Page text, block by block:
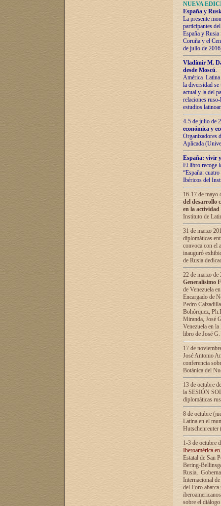
NUEVA
España y
La presente
participantes
España y
Coruña y el
de julio de
Vladímir М.
desde Moscú.
América Latina
la diversidad
actual у lа del
relaciones
estudios
4-5 de julio de
económica y
Organizadores
Aplicada
España: vivir
El libro recoge
“España:
Ibéricos del
16-17 de mayo
del desarrollo
en la
Instituto de
31 de marzo
diplomáticas
convoca con el
inauguró
de Rusia
22 de marzo
Generalísimo
de Venezuela
Encargado de
Pedro
Bohórquez,
Miranda, José
Venezuela en
libro de José
17 de
José Antonio
conferencia
Botánica del
13 de octubre
la SESIÓN
diplomáticas
8 de octubre
Latina en el
1-3 de octubre
Iberoamérica
Estatal de San
Bering-
Rusia,
Internacional
del Foro
sobre el